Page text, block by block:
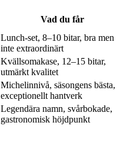
Vad du får
Lunch-set, 8–10 bitar, bra men
inte extraordinärt
Kvällsomakase, 12–15 bitar,
utmärkt kvalitet
Michelinnivå, säsongens bästa,
exceptionellt hantverk
Legendära namn, svårbokade,
gastronomisk höjdpunkt